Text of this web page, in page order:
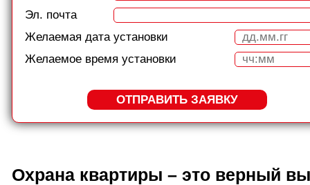
Эл. почта
Желаемая дата установки
Желаемое время установки
ОТПРАВИТЬ ЗАЯВКУ
Охрана квартиры – это верный